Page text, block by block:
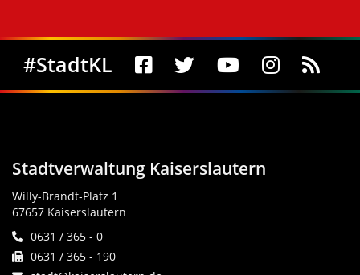
Social Media
#StadtKL
Stadtverwaltung Kaiserslautern
Willy-Brandt-Platz 1
67657 Kaiserslautern
0631 / 365 - 0
0631 / 365 - 190